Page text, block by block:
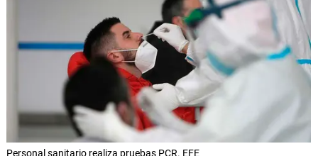
Personal sanitario realiza pruebas PCR. EFE